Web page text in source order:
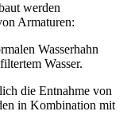
werden
Armaturen:
Wasserhahn
Wasser.
die Entnahme von
in Kombination mit